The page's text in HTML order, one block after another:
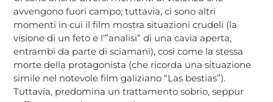
avvengono fuori campo; tuttavia, ci sono altri
momenti in cui il film mostra situazioni crudeli (la
visione di un feto e l'”analisi” di una cavia aperta,
entrambi da parte di sciamani), così come la stessa
morte della protagonista (che ricorda una situazione
simile nel notevole film galiziano “Las bestias”).
Tuttavia, predomina un trattamento sobrio, seppur